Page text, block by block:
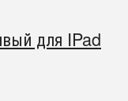
для IPad